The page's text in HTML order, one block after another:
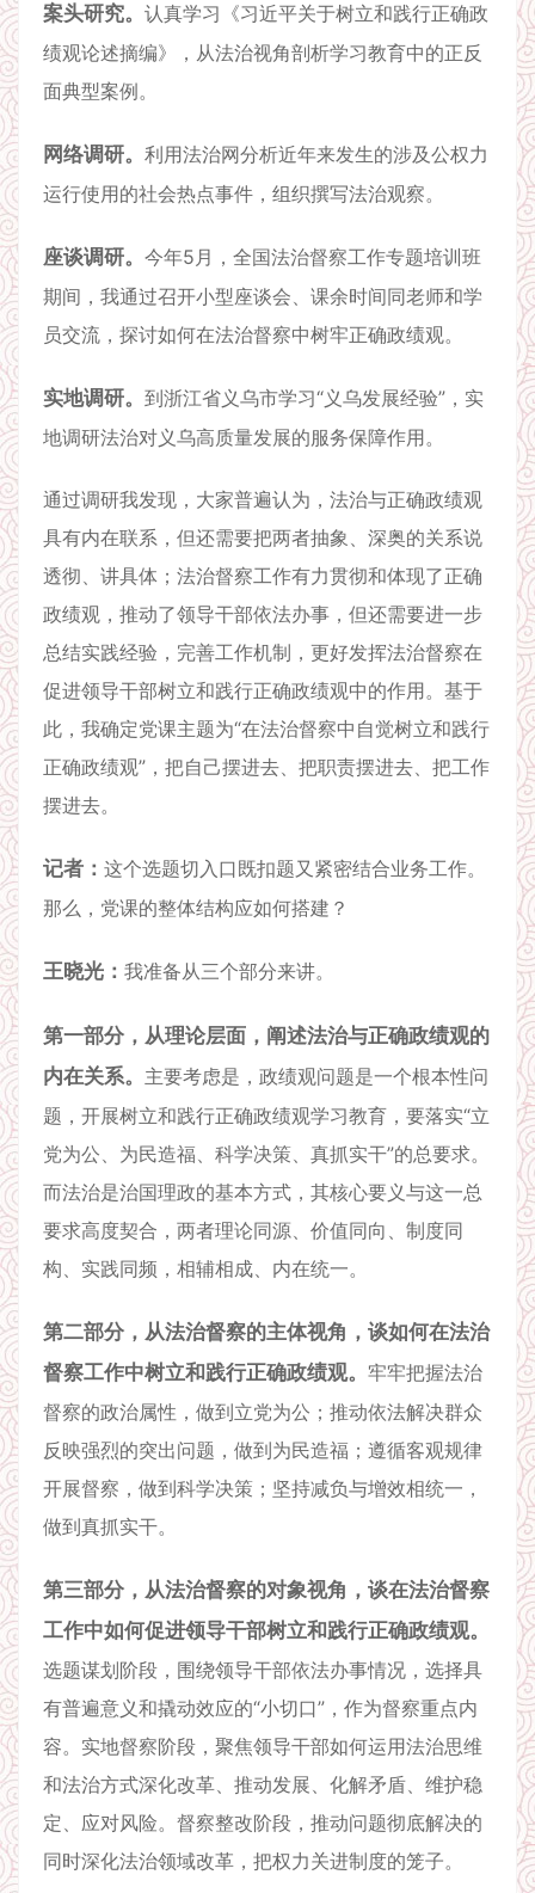
案头研究。 认真学习《习近平关于树立和践行正确政
绩观论述摘编》，从法治视角剖析学习教育中的正反
面典型案例。
网络调研。 利用法治网分析近年来发生的涉及公权力
运行使用的社会热点事件，组织撰写法治观察。
座谈调研。 今年5月，全国法治督察工作专题培训班
期间，我通过召开小型座谈会、课余时间同老师和学
员交流，探讨如何在法治督察中树牢正确政绩观。
实地调研。 到浙江省义乌市学习“义乌发展经验”，实
地调研法治对义乌高质量发展的服务保障作用。
通过调研我发现，大家普遍认为，法治与正确政绩观
具有内在联系，但还需要把两者抽象、深奥的关系说
透彻、讲具体；法治督察工作有力贯彻和体现了正确
政绩观，推动了领导干部依法办事，但还需要进一步
总结实践经验，完善工作机制，更好发挥法治督察在
促进领导干部树立和践行正确政绩观中的作用。基于
此，我确定党课主题为“在法治督察中自觉树立和践行
正确政绩观”，把自己摆进去、把职责摆进去、把工作
摆进去。
记者： 这个选题切入口既扣题又紧密结合业务工作。
那么，党课的整体结构应如何搭建？
王晓光： 我准备从三个部分来讲。
第一部分，从理论层面，阐述法治与正确政绩观的
内在关系。 主要考虑是，政绩观问题是一个根本性问
题，开展树立和践行正确政绩观学习教育，要落实“立
党为公、为民造福、科学决策、真抓实干”的总要求。
而法治是治国理政的基本方式，其核心要义与这一总
要求高度契合，两者理论同源、价值同向、制度同
构、实践同频，相辅相成、内在统一。
第二部分，从法治督察的主体视角，谈如何在法治
督察工作中树立和践行正确政绩观。 牢牢把握法治
督察的政治属性，做到立党为公；推动依法解决群众
反映强烈的突出问题，做到为民造福；遵循客观规律
开展督察，做到科学决策；坚持减负与增效相统一，
做到真抓实干。
第三部分，从法治督察的对象视角，谈在法治督察
工作中如何促进领导干部树立和践行正确政绩观。
选题谋划阶段，围绕领导干部依法办事情况，选择具
有普遍意义和撬动效应的“小切口”，作为督察重点内
容。实地督察阶段，聚焦领导干部如何运用法治思维
和法治方式深化改革、推动发展、化解矛盾、维护稳
定、应对风险。督察整改阶段，推动问题彻底解决的
同时深化法治领域改革，把权力关进制度的笼子。